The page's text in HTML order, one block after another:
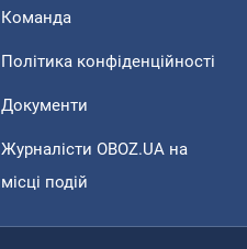
Команда
Політика конфіденційності
Документи
Журналісти OBOZ.UA на
місці подій